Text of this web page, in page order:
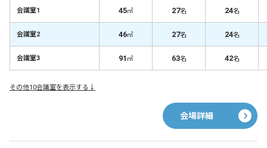
会議室1 45㎡ 27名 24名
会議室2 46㎡ 27名 24名
会議室3 91 ㎡ 63名 42名
その他10会議室を表示する↓
会場詳細